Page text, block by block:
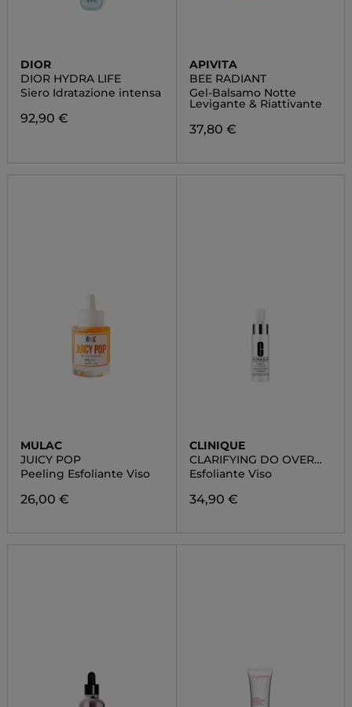
DIOR
DIOR HYDRA LIFE
Siero Idratazione intensa
92,90 €
APIVITA
BEE RADIANT
Gel-Balsamo Notte
Levigante & Riattivante
37,80 €
MULAC
JUICY POP
Peeling Esfoliante Viso
26,00 €
CLINIQUE
CLARIFYING DO OVER
PEEL
Esfoliante Viso
34,90 €